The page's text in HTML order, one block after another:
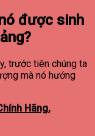
được sinh
trước tiên chúng ta
mà nó hướng
Hãng,